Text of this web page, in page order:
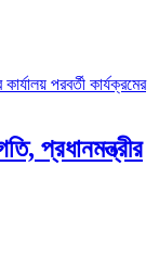
প্রধানমন্ত্রীর